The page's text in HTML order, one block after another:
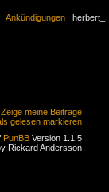
Ankündigungen herbert_
Zeige meine Beiträge
gelesen markieren
PunBB Version 1.1.5
Rickard Andersson